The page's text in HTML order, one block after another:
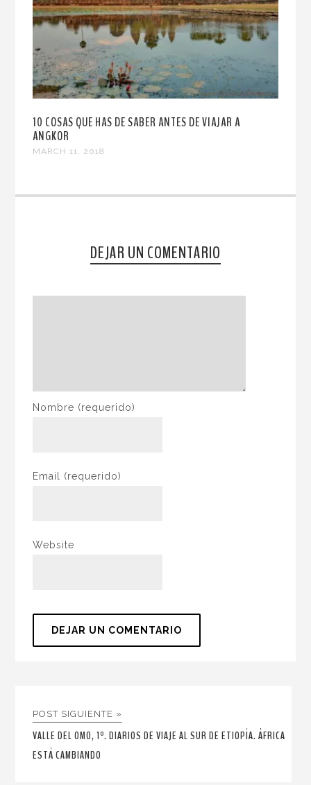
10 COSAS QUE HAS DE SABER ANTES DE VIAJAR A
ANGKOR
MARCH 11, 2018
DEJAR UN COMENTARIO
Nombre (requerido)
Email (requerido)
Website
POST SIGUIENTE »
VALLE DEL OMO, 1º. DIARIOS DE VIAJE AL SUR DE ETIOPÍA. ÁFRICA
ESTÁ CAMBIANDO